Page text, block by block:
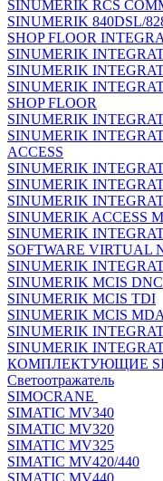
SINUMERIK RCS
SINUMERIK 840DSL/
SHOP FLOOR
SINUMERIK
SINUMERIK
SINUMERIK
SHOP FLOOR
SINUMERIK
SINUMERIK
ACCESS
SINUMERIK
SINUMERIK
SINUMERIK
SINUMERIK ACCESS
SINUMERIK
SOFTWARE VIRTUAL
SINUMERIK
SINUMERIK MCIS DNC
SINUMERIK MCIS TDI
SINUMERIK MCIS MDA
SINUMERIK
SINUMERIK
КОМПЛЕКТУЮЩИЕ
Светоотражатель
SIMOCRANE
SIMATIC MV340
SIMATIC MV320
SIMATIC MV325
SIMATIC MV420/440
SIMATIC MV440